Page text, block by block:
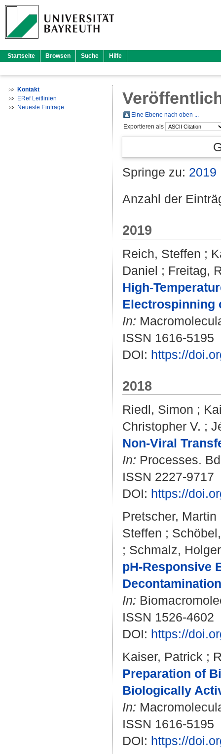
Startseite Browsen Suche Hilfe
Kontakt
ERef Leitlinien
Neueste Einträge
Eine Ebene nach oben ...
Exportieren als
Springe zu: 2019
Anzahl der
2019
Reich, Steffen ;
Daniel ; Freitag,
Electrospinning
In:
ISSN 1616-5195
DOI: https://
2018
Riedl, Simon ;
Christopher V. ;
Non-Viral
In: Processes.
ISSN 2227-9717
DOI: https://
Pretscher, Martin
Steffen ;
; Schmalz, Holger
pH-Responsive
In:
ISSN 1526-4602
DOI: https://
Kaiser, Patrick ;
Preparation of
Biologically
In:
ISSN 1616-5195
DOI: https://